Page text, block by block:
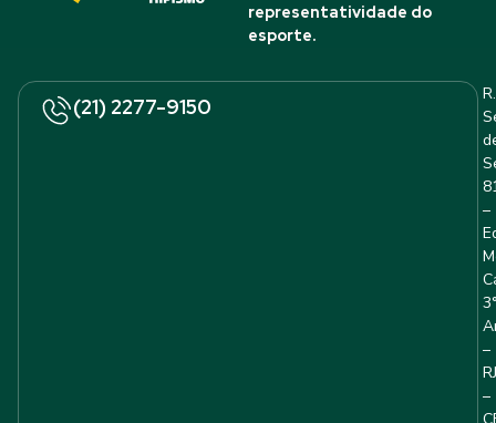
representatividade do
esporte.
(21) 2277-9150
R.
–
–
RJ
–